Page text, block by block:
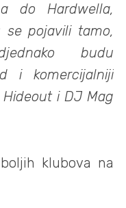
do Hardwella,
se pojavili tamo,
budu
i komercijalniji
i DJ Mag
klubova na